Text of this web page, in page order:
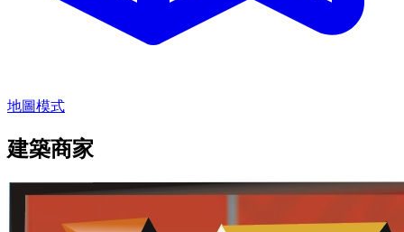
地圖模式
建築商家